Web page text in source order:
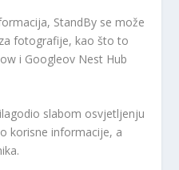
StandBy se može
fotografije, kao što to
i Googleov Nest Hub
slabom osvjetljenju
korisne informacije, a